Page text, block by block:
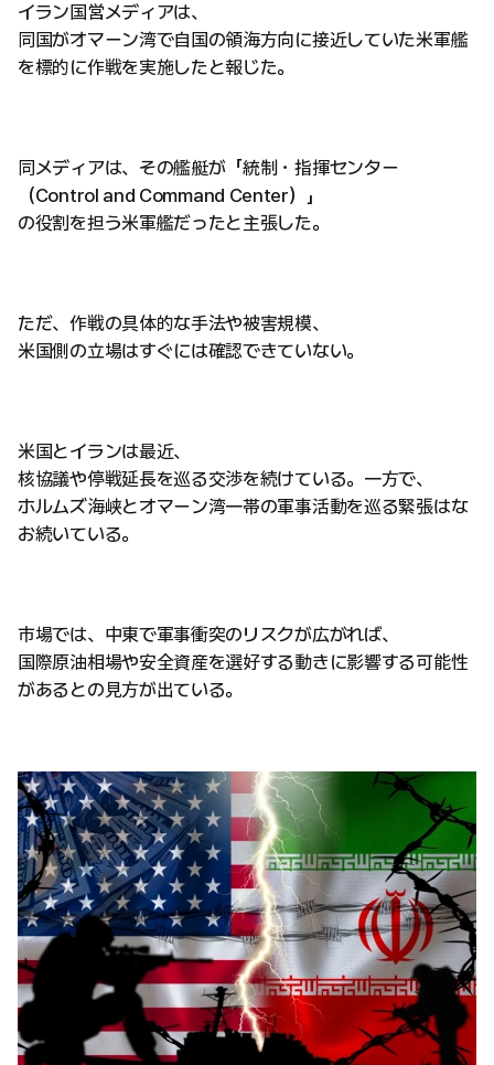
イラン国営メディアは、
同国がオマーン湾で自国の領海方向に接近していた米軍艦
を標的に作戦を実施したと報じた。
同メディアは、その艦艇が「統制・指揮センター
（Control and Command Center）」
の役割を担う米軍艦だったと主張した。
ただ、作戦の具体的な手法や被害規模、
米国側の立場はすぐには確認できていない。
米国とイランは最近、
核協議や停戦延長を巡る交渉を続けている。一方で、
ホルムズ海峡とオマーン湾一帯の軍事活動を巡る緊張はな
お続いている。
市場では、中東で軍事衝突のリスクが広がれば、
国際原油相場や安全資産を選好する動きに影響する可能性
があるとの見方が出ている。